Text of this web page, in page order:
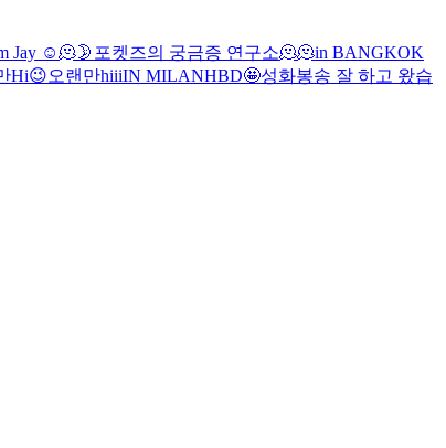
Jay ☺️🫠🌛 포켓즈의 궁금증 연구소🫠🫠in BANGKOK
Hi😉오랜만hiiiIN MILANHBD🤩성화봉송 잘 하고 왔습